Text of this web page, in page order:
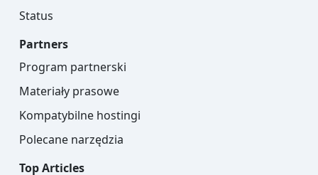
Status
Partners
Program partnerski
Materiały prasowe
Kompatybilne hostingi
Polecane narzędzia
Top Articles